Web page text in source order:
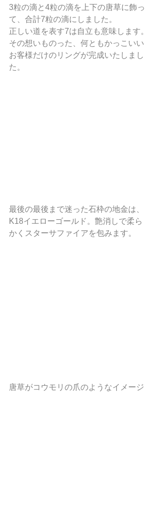
3粒の滴と4粒の滴を上下の唐草に飾っ
て、合計7粒の滴にしました。
正しい道を表す7は自立も意味します。
その想いものった、何ともかっこいい
お客様だけのリングが完成いたしまし
た。
最後の最後まで迷った石枠の地金は、
K18イエローゴールド。艶消しで柔ら
かくスターサファイアを包みます。
唐草がコウモリの爪のようなイメージ